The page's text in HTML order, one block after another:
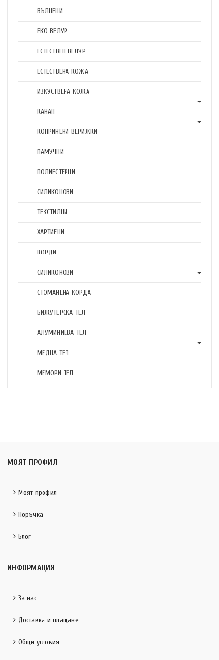
ВЪЛНЕНИ
ЕКО ВЕЛУР
ЕСТЕСТВЕН ВЕЛУР
ЕСТЕСТВЕНА КОЖА
ИЗКУСТВЕНА КОЖА
КАНАП
КОПРИНЕНИ ВЕРИЖКИ
ПАМУЧНИ
ПОЛИЕСТЕРНИ
СИЛИКОНОВИ
ТЕКСТИЛНИ
ХАРТИЕНИ
КОРДИ
СИЛИКОНОВИ
СТОМАНЕНА КОРДА
БИЖУТЕРСКА ТЕЛ
АЛУМИНИЕВА ТЕЛ
МЕДНА ТЕЛ
МЕМОРИ ТЕЛ
МОЯТ ПРОФИЛ
Моят профил
Поръчка
Блог
ИНФОРМАЦИЯ
За нас
Доставка и плащане
Общи условия